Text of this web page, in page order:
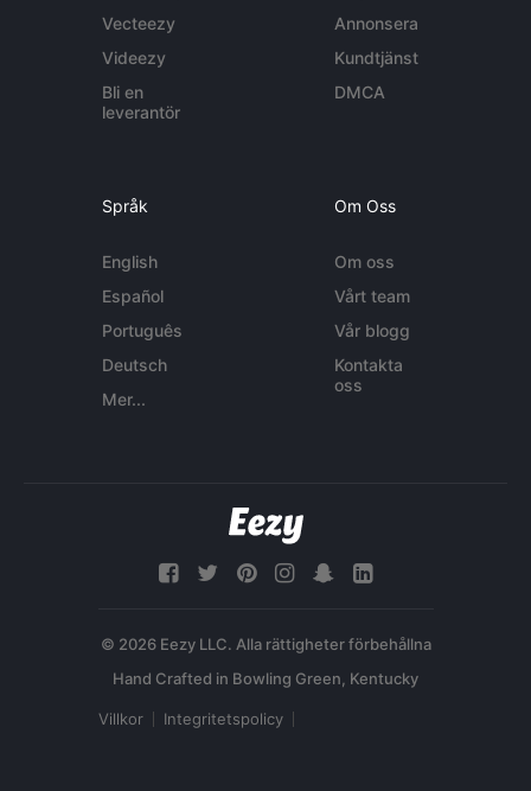
Vecteezy
Videezy
Bli en
leverantör
Annonsera
Kundtjänst
DMCA
Språk
English
Español
Português
Deutsch
Mer...
Om Oss
Om oss
Vårt team
Vår blogg
Kontakta
oss
© 2026 Eezy LLC. Alla rättigheter förbehållna
Villkor Integritetspolicy